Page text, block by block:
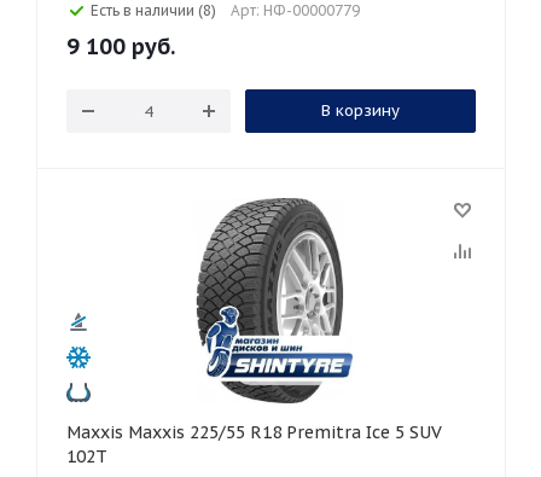
Есть в наличии (8) Арт: НФ-00000779
9 100 руб.
В корзину
Maxxis Maxxis 225/55 R18 Premitra Ice 5 SUV
102T